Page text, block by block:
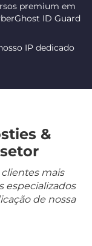
premium em
ID Guard
IP dedicado
&
mais
especializados
de nossa